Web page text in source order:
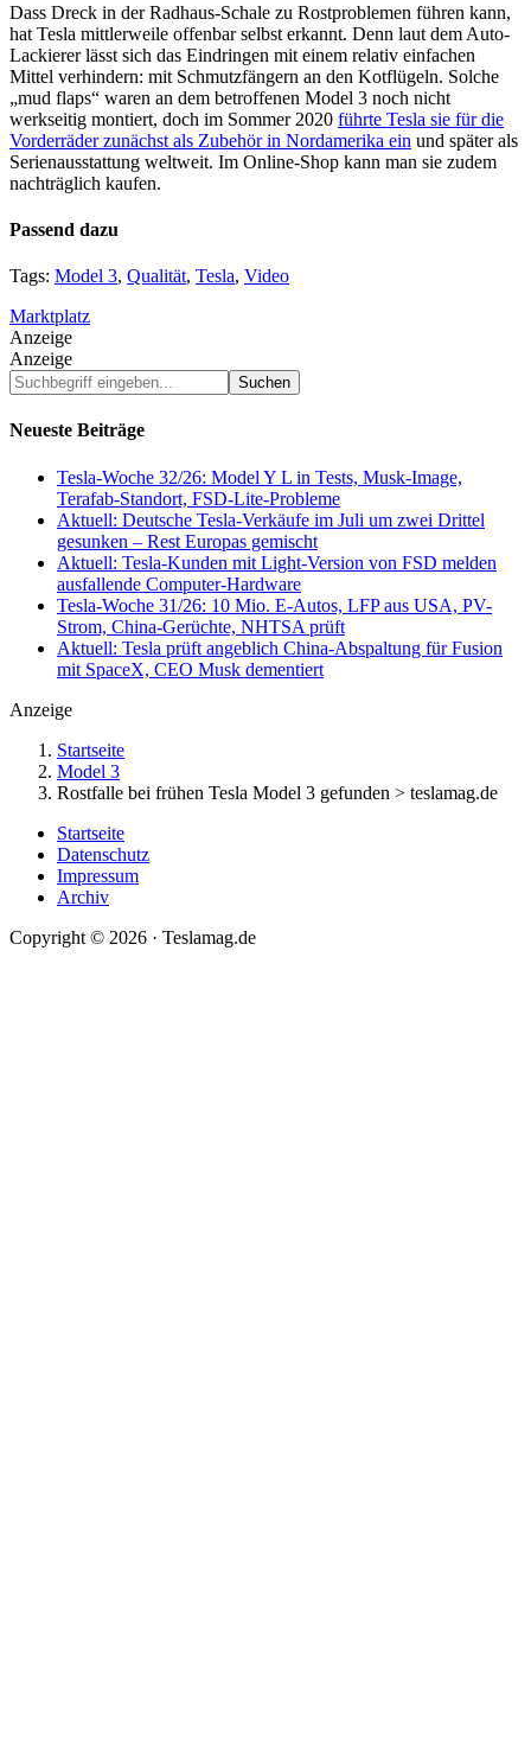
Dass Dreck in der Radhaus-Schale zu Rostproblemen führen kann,
hat Tesla mittlerweile offenbar selbst erkannt. Denn laut dem Auto-
Lackierer lässt sich das Eindringen mit einem relativ einfachen
Mittel verhindern: mit Schmutzfängern an den Kotflügeln. Solche
„mud flaps“ waren an dem betroffenen Model 3 noch nicht
werkseitig montiert, doch im Sommer 2020 führte Tesla sie für die
Vorderräder zunächst als Zubehör in Nordamerika ein und später als
Serienausstattung weltweit. Im Online-Shop kann man sie zudem
nachträglich kaufen.
Passend dazu
Tags: Model 3, Qualität, Tesla, Video
Marktplatz
Anzeige
Anzeige
Suchbegriff
eingeben...
Neueste Beiträge
Tesla-Woche 32/26: Model Y L in Tests, Musk-Image,
Terafab-Standort, FSD-Lite-Probleme
Aktuell: Deutsche Tesla-Verkäufe im Juli um zwei Drittel
gesunken – Rest Europas gemischt
Aktuell: Tesla-Kunden mit Light-Version von FSD melden
ausfallende Computer-Hardware
Tesla-Woche 31/26: 10 Mio. E-Autos, LFP aus USA, PV-
Strom, China-Gerüchte, NHTSA prüft
Aktuell: Tesla prüft angeblich China-Abspaltung für Fusion
mit SpaceX, CEO Musk dementiert
Anzeige
Startseite
Model 3
Rostfalle bei frühen Tesla Model 3 gefunden > teslamag.de
Startseite
Datenschutz
Impressum
Archiv
Copyright © 2026 · Teslamag.de